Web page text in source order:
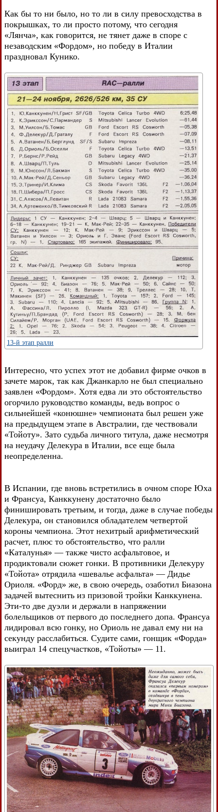
Как бы то ни было, но то ли в силу превосходства в
покрышках, то ли просто потому, что сегодня
«Лянча», как говорится, не тянет даже в споре с
незаводским «Фордом», но победу в Италии
праздновал Кунико.
13-й этап ралли
Интересно, что успех этот не добавил фирме очков в
зачете марок, так как Джанкарло не был специально
заявлен «Фордом». Хотя едва ли это обстоятельство
огорчило руководство команды, ведь вопрос о
сильнейшей «конюшне» чемпионата был решен уже
на предыдущем этапе в Австралии, где чествовали
«Тойоту». Зато судьба личного титула, даже несмотря
на неудачу Делекура в Италии, все еще была
неопределенна.
В Испании, где вновь встретились в очном споре Юха
и Франсуа, Канккунену достаточно было
финишировать третьим, и тогда, даже в случае победы
Делекура, он становился обладателем четвертой
короны чемпиона. Этот нехитрый арифметический
расчет, плюс то обстоятельство, что ралли
«Каталунья» — также чисто асфальтовое, и
продиктовали сюжет гонки. В противники Делекуру
«Тойота» отрядила «шевалье асфальта» — Дидье
Ориоля. «Форд» же, в свою очередь, озаботил Биазона
задачей вытеснить из призовой тройки Канккунена.
Эти-то две дуэли и держали в напряжении
болельщиков от первого до последнего допа. Франсуа
лидировал всю гонку, но Ориоль не давал ему ни на
секунду расслабиться. Судите сами, гонщик «Форда»
выиграл 14 спецучастков, «Тойоты» — 11.